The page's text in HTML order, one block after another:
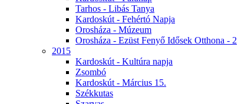
Tarhos - Libás Tanya
Kardoskút - Fehértó Napja
Orosháza - Múzeum
Orosháza - Ezüst Fenyő Idősek Otthona - 2
2015
Kardoskút - Kultúra napja
Zsombó
Kardoskút - Március 15.
Székkutas